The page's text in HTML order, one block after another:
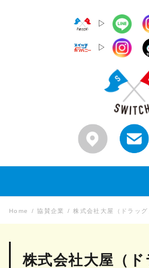
▷
▷
Home 協賛企業 株式会社大屋（ドラッグ
株式会社大屋（